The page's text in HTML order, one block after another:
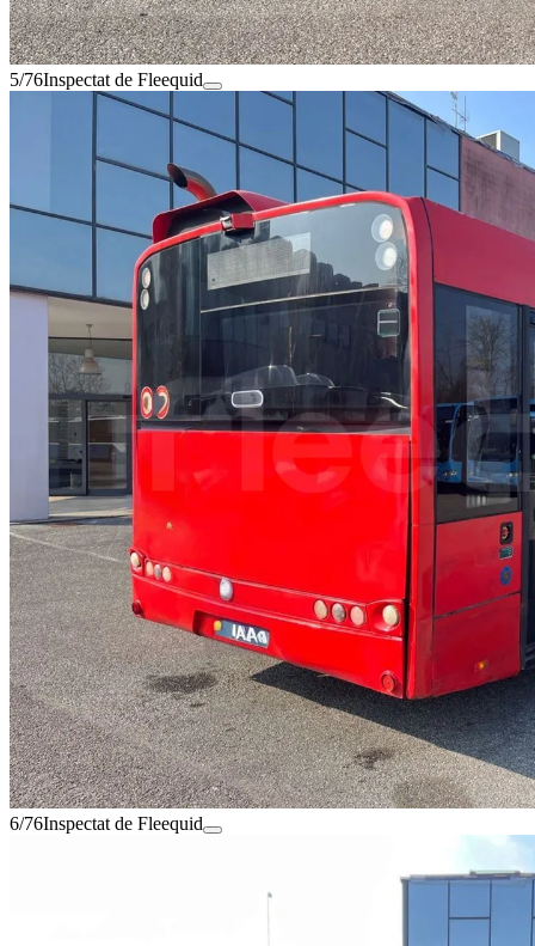
5/76Inspectat de Fleequid
6/76Inspectat de Fleequid